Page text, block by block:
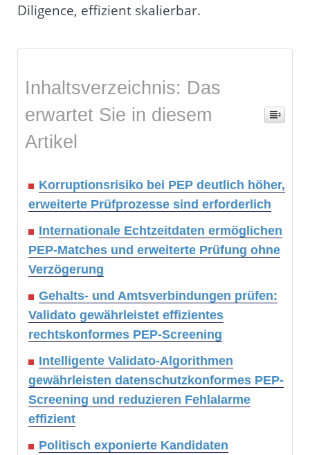
Diligence, effizient skalierbar.
Inhaltsverzeichnis: Das
erwartet Sie in diesem
Artikel
Korruptionsrisiko bei PEP deutlich höher,
erweiterte Prüfprozesse sind erforderlich
Internationale Echtzeitdaten ermöglichen
PEP-Matches und erweiterte Prüfung ohne
Verzögerung
Gehalts- und Amtsverbindungen prüfen:
Validato gewährleistet effizientes
rechtskonformes PEP-Screening
Intelligente Validato-Algorithmen
gewährleisten datenschutzkonformes PEP-
Screening und reduzieren Fehlalarme
effizient
Politisch exponierte Kandidaten